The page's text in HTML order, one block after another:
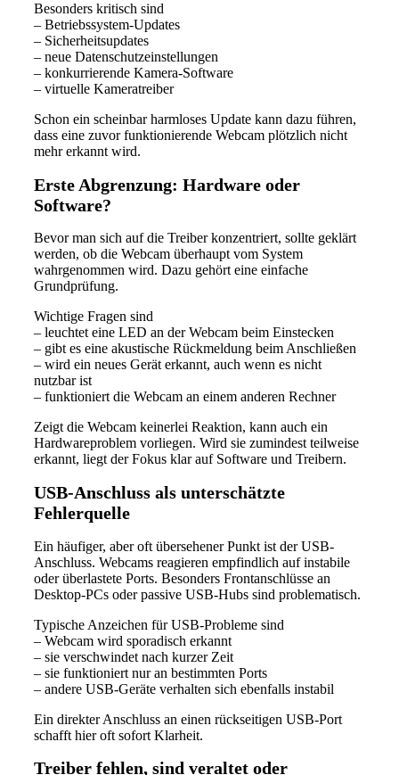
Besonders kritisch sind
– Betriebssystem-Updates
– Sicherheitsupdates
– neue Datenschutzeinstellungen
– konkurrierende Kamera-Software
– virtuelle Kameratreiber
Schon ein scheinbar harmloses Update kann dazu führen,
dass eine zuvor funktionierende Webcam plötzlich nicht
mehr erkannt wird.
Erste Abgrenzung: Hardware oder
Software?
Bevor man sich auf die Treiber konzentriert, sollte geklärt
werden, ob die Webcam überhaupt vom System
wahrgenommen wird. Dazu gehört eine einfache
Grundprüfung.
Wichtige Fragen sind
– leuchtet eine LED an der Webcam beim Einstecken
– gibt es eine akustische Rückmeldung beim Anschließen
– wird ein neues Gerät erkannt, auch wenn es nicht
nutzbar ist
– funktioniert die Webcam an einem anderen Rechner
Zeigt die Webcam keinerlei Reaktion, kann auch ein
Hardwareproblem vorliegen. Wird sie zumindest teilweise
erkannt, liegt der Fokus klar auf Software und Treibern.
USB-Anschluss als unterschätzte
Fehlerquelle
Ein häufiger, aber oft übersehener Punkt ist der USB-
Anschluss. Webcams reagieren empfindlich auf instabile
oder überlastete Ports. Besonders Frontanschlüsse an
Desktop-PCs oder passive USB-Hubs sind problematisch.
Typische Anzeichen für USB-Probleme sind
– Webcam wird sporadisch erkannt
– sie verschwindet nach kurzer Zeit
– sie funktioniert nur an bestimmten Ports
– andere USB-Geräte verhalten sich ebenfalls instabil
Ein direkter Anschluss an einen rückseitigen USB-Port
schafft hier oft sofort Klarheit.
Treiber fehlen, sind veraltet oder